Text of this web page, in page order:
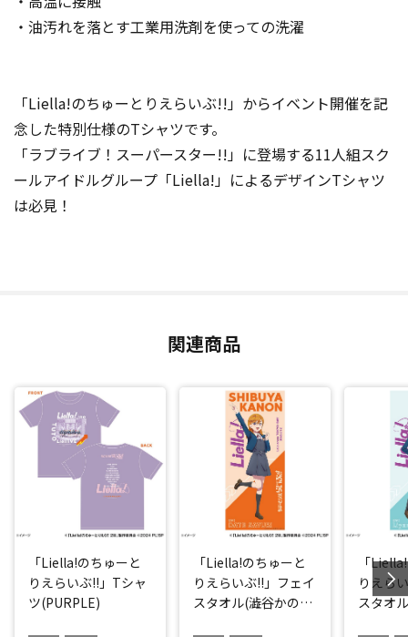
・油汚れを落とす工業用洗剤を使っての洗濯
「Liella!のちゅーとりえらいぶ!!」からイベント開催を記
念した特別仕様のTシャツです。
「ラブライブ！スーパースター!!」に登場する11人組スク
ールアイドルグループ「Liella!」によるデザインTシャツ
は必見！
関連商品
「Liella!のちゅーと
りえらいぶ!!」Tシャ
ツ(PURPLE)
「Liella!のちゅーと
りえらいぶ!!」フェイ
スタオル(澁谷かの
「
りえら
スタオ